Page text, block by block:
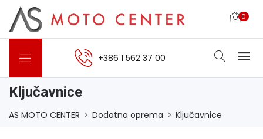
0
+386 1 562 37 00
Ključavnice
AS MOTO CENTER Dodatna oprema Ključavnice